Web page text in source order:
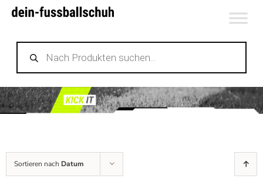
Zum
springen
Products
search
Sortieren nach Datum